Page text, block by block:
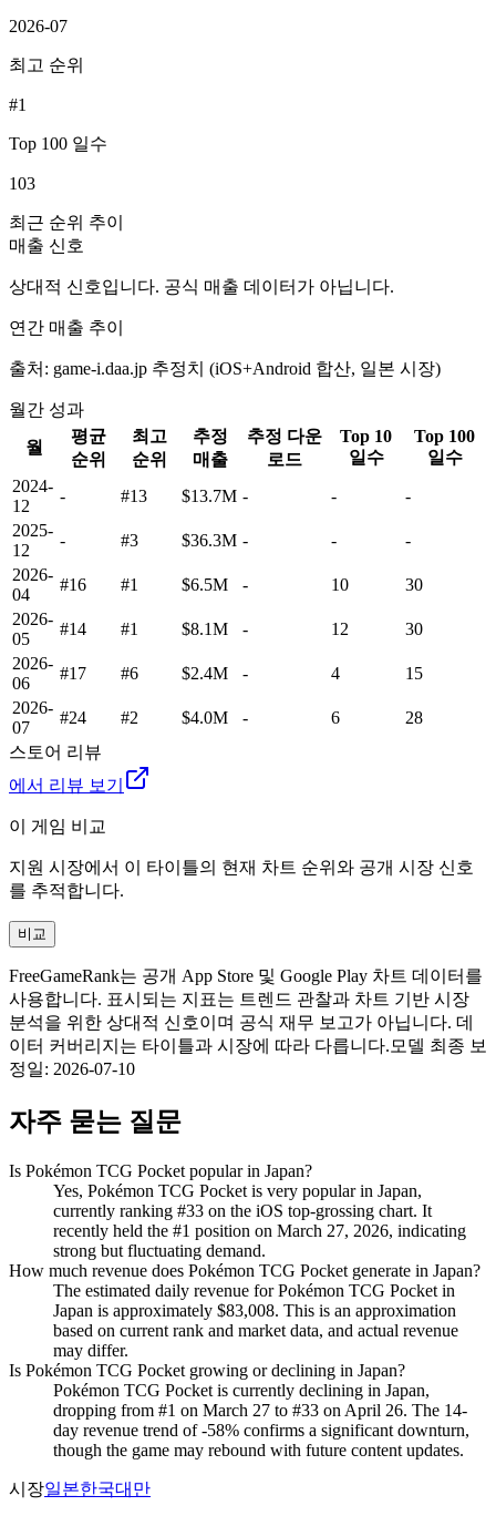
2026-07
최고 순위
#1
Top 100 일수
103
최근 순위 추이
매출 신호
상대적 신호입니다. 공식 매출 데이터가 아닙니다.
연간 매출 추이
출처: game-i.daa.jp 추정치 (iOS+Android 합산, 일본 시장)
월간 성과
월
평균
순위
최고
순위
추정
매출
추정 다운
로드
Top 10
일수
Top 100
일수
2024-
12
- #13 $13.7M - -
-
2025-
12
- #3 $36.3M - -
-
2026-
04
#16 #1 $6.5M - 10
30
2026-
05
#14 #1 $8.1M - 12
30
2026-
06
#17 #6 $2.4M - 4
15
2026-
07
#24 #2 $4.0M - 6
28
스토어 리뷰
에서 리뷰 보기
이 게임 비교
지원 시장에서 이 타이틀의 현재 차트 순위와 공개 시장 신호
를 추적합니다.
비교
FreeGameRank는 공개 App Store 및 Google Play 차트 데이터를
사용합니다. 표시되는 지표는 트렌드 관찰과 차트 기반 시장
분석을 위한 상대적 신호이며 공식 재무 보고가 아닙니다. 데
이터 커버리지는 타이틀과 시장에 따라 다릅니다. 모델 최종 보
정일: 2026-07-10
자주 묻는 질문
Is Pokémon TCG Pocket popular in Japan?
Yes, Pokémon TCG Pocket is very popular in Japan,
currently ranking #33 on the iOS top-grossing chart. It
recently held the #1 position on March 27, 2026, indicating
strong but fluctuating demand.
How much revenue does Pokémon TCG Pocket generate in Japan?
The estimated daily revenue for Pokémon TCG Pocket in
Japan is approximately $83,008. This is an approximation
based on current rank and market data, and actual revenue
may differ.
Is Pokémon TCG Pocket growing or declining in Japan?
Pokémon TCG Pocket is currently declining in Japan,
dropping from #1 on March 27 to #33 on April 26. The 14-
day revenue trend of -58% confirms a significant downturn,
though the game may rebound with future content updates.
시장일본한국대만